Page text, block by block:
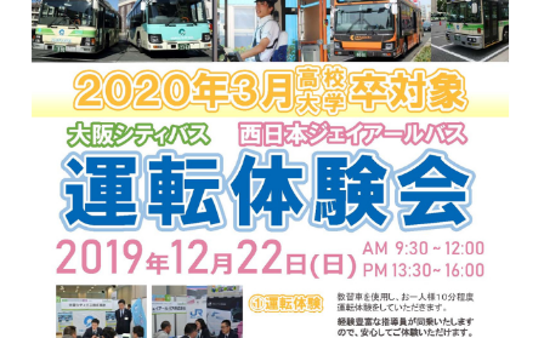
お知らせ
運行情報
お問い合わせ・Q&A
西日本JRバスについて
会社案内
安全安心への
取組み
採用情報